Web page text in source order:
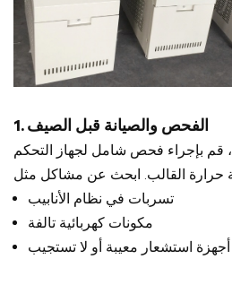
1. الفحص والصيانة قبل الصيف
قم بإجراء فحص شامل لجهاز التحكم
تسربات في نظام الأنابيب
مكونات كهربائية تالفة
أجهزة استشعار معيبة أو لا تستجيب